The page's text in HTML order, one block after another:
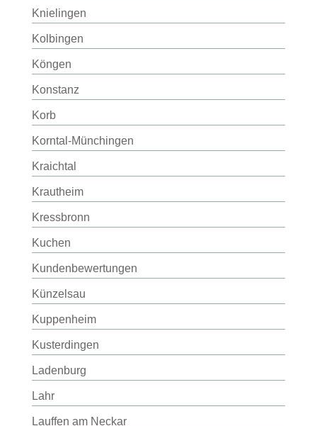
Knielingen
Kolbingen
Köngen
Konstanz
Korb
Korntal-Münchingen
Kraichtal
Krautheim
Kressbronn
Kuchen
Kundenbewertungen
Künzelsau
Kuppenheim
Kusterdingen
Ladenburg
Lahr
Lauffen am Neckar